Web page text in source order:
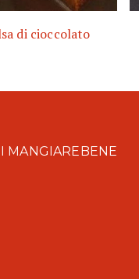
di cioccolato
MANGIAREBENE